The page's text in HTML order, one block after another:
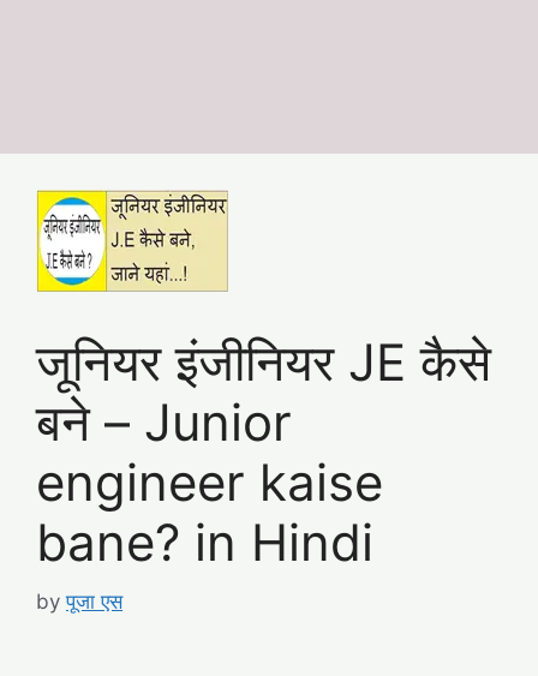
जूनियर इंजीनियर JE कैसे
बने – Junior
engineer kaise
bane? in Hindi
byपूजा एस